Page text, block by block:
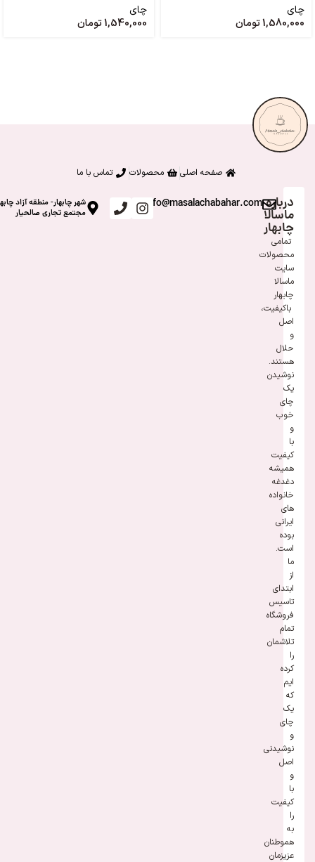
چای
1,580,000تومان
چای
1,540,000تومان
صفحه اصلی محصولات تماس با ما
درباره
ماسالا
چابهار
تمامی
محصولات
سایت
ماسالا
چابهار
باکیفیت،
اصل
و
حلال
هستند.
نوشیدن
یک
چای
خوب
و
با
کیفیت
همیشه
دغدغه
خانواده
های
ایرانی
بوده
است.
ما
از
ابتدای
تاسیس
فروشگاه
تمام
تلاشمان
را
کرده
ایم
که
یک
چای
و
نوشیدنی
اصل
و
با
کیفیت
را
به
هموطنان
عزیزمان
info@masalachabahar.com
شهر چابهار- منطقه آزاد
مجتمع تجاری صالحیار